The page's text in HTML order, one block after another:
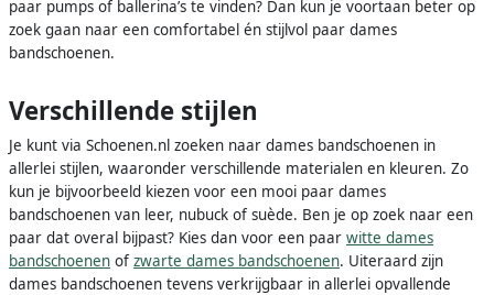
paar pumps of ballerina’s te vinden? Dan kun je voortaan beter op
zoek gaan naar een comfortabel én stijlvol paar dames
bandschoenen.
Verschillende stijlen
Je kunt via Schoenen.nl zoeken naar dames bandschoenen in
allerlei stijlen, waaronder verschillende materialen en kleuren. Zo
kun je bijvoorbeeld kiezen voor een mooi paar dames
bandschoenen van leer, nubuck of suède. Ben je op zoek naar een
paar dat overal bijpast? Kies dan voor een paar witte dames
bandschoenen of zwarte dames bandschoenen. Uiteraard zijn
dames bandschoenen tevens verkrijgbaar in allerlei opvallende